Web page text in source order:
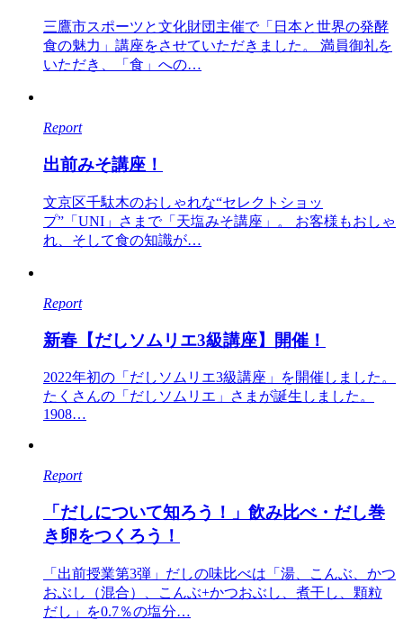
三鷹市スポーツと文化財団主催で「日本と世界の発酵
食の魅力」講座をさせていただきました。 満員御礼を
いただき、「食」への…
Report
出前みそ講座！
文京区千駄木のおしゃれな“セレクトショッ
プ”「UNI」さまで「天塩みそ講座」。 お客様もおしゃ
れ、そして食の知識が…
Report
新春【だしソムリエ3級講座】開催！
2022年初の「だしソムリエ3級講座」を開催しました。
たくさんの「だしソムリエ」さまが誕生しました。
1908…
Report
「だしについて知ろう！」飲み比べ・だし巻
き卵をつくろう！
「出前授業第3弾」だしの味比べは「湯、こんぶ、かつ
おぶし（混合）、こんぶ+かつおぶし、煮干し、顆粒
だし」を0.7％の塩分…